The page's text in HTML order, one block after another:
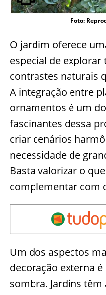
Foto:
O jardim oferece
especial de
contrastes naturais
A integração entre
ornamentos é um
fascinantes dessa
criar cenários
necessidade de
Basta valorizar o
complementar com
Um dos aspectos
decoração externa
sombra. Jardins